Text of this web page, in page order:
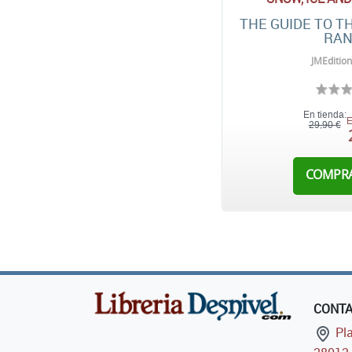
THE GUIDE TO
En tienda:
29,90 €